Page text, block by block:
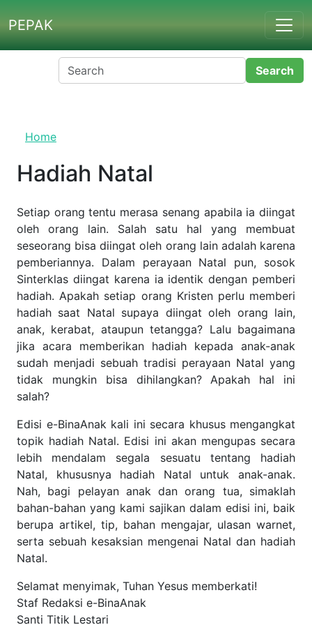
PEPAK
Home
Hadiah Natal
Setiap orang tentu merasa senang apabila ia diingat oleh
orang lain. Salah satu hal yang membuat seseorang bisa
diingat oleh orang lain adalah karena pemberiannya. Dalam
perayaan Natal pun, sosok Sinterklas diingat karena ia
identik dengan pemberi hadiah. Apakah setiap orang
Kristen perlu memberi hadiah saat Natal supaya diingat
oleh orang lain, anak, kerabat, ataupun tetangga? Lalu
bagaimana jika acara memberikan hadiah kepada anak-
anak sudah menjadi sebuah tradisi perayaan Natal yang
tidak mungkin bisa dihilangkan? Apakah hal ini salah?
Edisi e-BinaAnak kali ini secara khusus mengangkat topik
mendalam segala sesuatu tentang hadiah Natal, khususnya
hadiah Natal untuk anak-anak. Nah, bagi pelayan anak dan
orang tua, simaklah bahan-bahan yang kami sajikan dalam
edisi ini, baik berupa artikel, tip, bahan mengajar, ulasan
warnet, serta sebuah kesaksian mengenai Natal dan hadiah
Natal.
Selamat menyimak, Tuhan Yesus memberkati!
Staf Redaksi e-BinaAnak
http://fb.sabda.org/binaanak
"Biarlah kita menghadap wajah-Nya dengan nyanyian syukur,